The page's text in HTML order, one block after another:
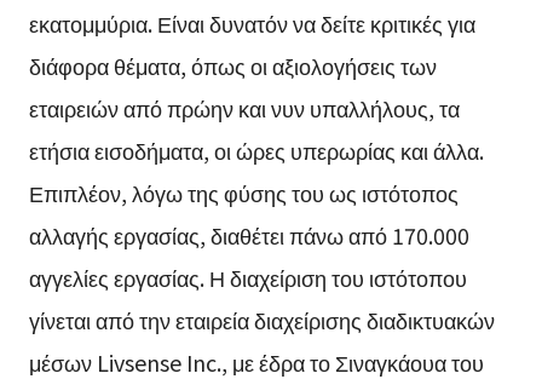
εκατομμύρια. Είναι δυνατόν να δείτε κριτικές για
διάφορα θέματα, όπως οι αξιολογήσεις των
εταιρειών από πρώην και νυν υπαλλήλους, τα
ετήσια εισοδήματα, οι ώρες υπερωρίας και άλλα.
Επιπλέον, λόγω της φύσης του ως ιστότοπος
αλλαγής εργασίας, διαθέτει πάνω από 170.000
αγγελίες εργασίας. Η διαχείριση του ιστότοπου
γίνεται από την εταιρεία διαχείρισης διαδικτυακών
μέσων Livsense Inc., με έδρα το Σιναγκάουα του